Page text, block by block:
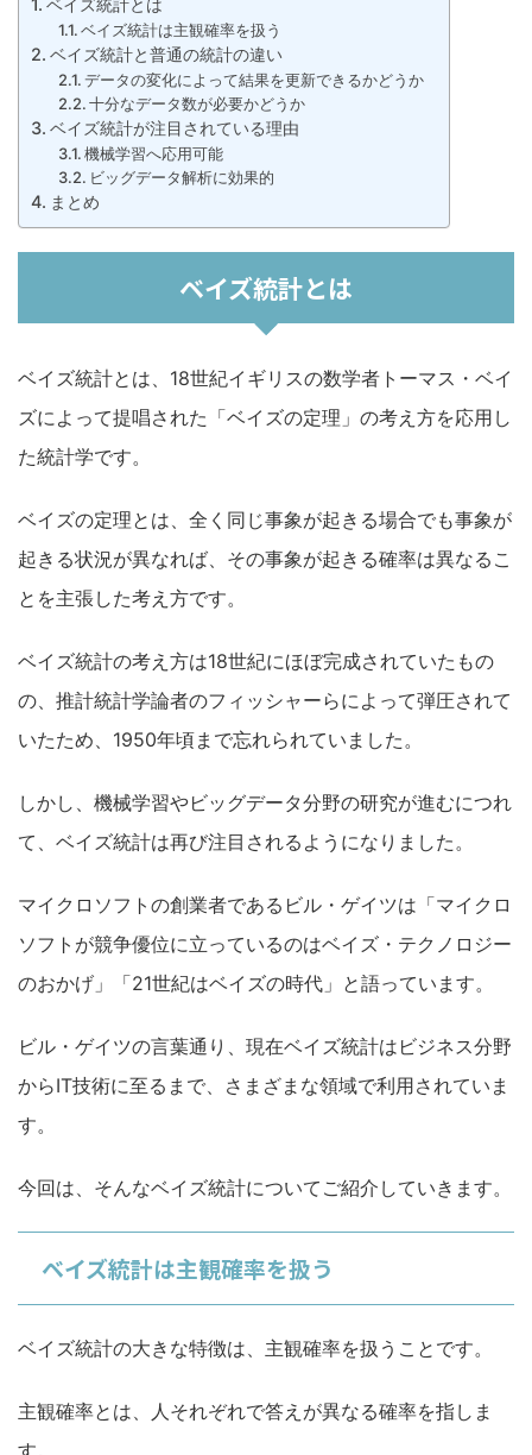
ベイズ統計とは
ベイズ統計は主観確率を扱う
ベイズ統計と普通の統計の違い
データの変化によって結果を更新できるかどうか
十分なデータ数が必要かどうか
ベイズ統計が注目されている理由
機械学習へ応用可能
ビッグデータ解析に効果的
まとめ
ベイズ統計とは
ベイズ統計とは、18世紀イギリスの数学者トーマス・ベイ
ズによって提唱された「ベイズの定理」の考え方を応用し
た統計学です。
ベイズの定理とは、全く同じ事象が起きる場合でも事象が
起きる状況が異なれば、その事象が起きる確率は異なるこ
とを主張した考え方です。
ベイズ統計の考え方は18世紀にほぼ完成されていたもの
の、推計統計学論者のフィッシャーらによって弾圧されて
いたため、1950年頃まで忘れられていました。
しかし、機械学習やビッグデータ分野の研究が進むにつれ
て、ベイズ統計は再び注目されるようになりました。
マイクロソフトの創業者であるビル・ゲイツは「マイクロ
ソフトが競争優位に立っているのはベイズ・テクノロジー
のおかげ」「21世紀はベイズの時代」と語っています。
ビル・ゲイツの言葉通り、現在ベイズ統計はビジネス分野
からIT技術に至るまで、さまざまな領域で利用されていま
す。
今回は、そんなベイズ統計についてご紹介していきます。
ベイズ統計は主観確率を扱う
ベイズ統計の大きな特徴は、主観確率を扱うことです。
主観確率とは、人それぞれで答えが異なる確率を指しま
す。